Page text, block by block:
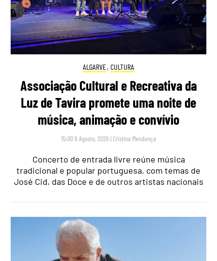
ALGARVE, CULTURA
Associação Cultural e Recreativa da
Luz de Tavira promete uma noite de
música, animação e convívio
15:00 6 Agosto, 2026 | Cristina Mendonça
Concerto de entrada livre reúne música
tradicional e popular portuguesa, com temas de
José Cid, das Doce e de outros artistas nacionais